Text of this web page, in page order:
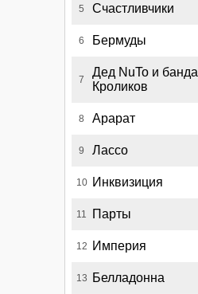
5 Счастливчики
6 Бермуды
7
Дед NuTo и банда
Кроликов
8 Арарат
9 Лассо
10 Инквизиция
11 Парты
12 Империя
13 Белладонна